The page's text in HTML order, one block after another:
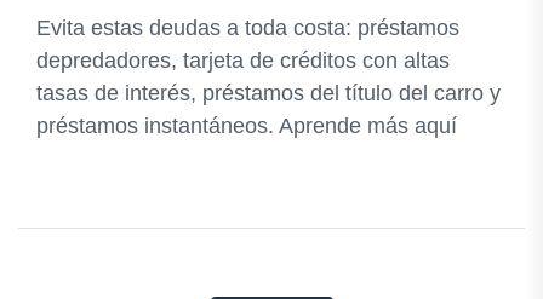
Evita estas deudas a toda costa: préstamos
depredadores, tarjeta de créditos con altas
tasas de interés, préstamos del título del carro y
préstamos instantáneos. Aprende más aquí